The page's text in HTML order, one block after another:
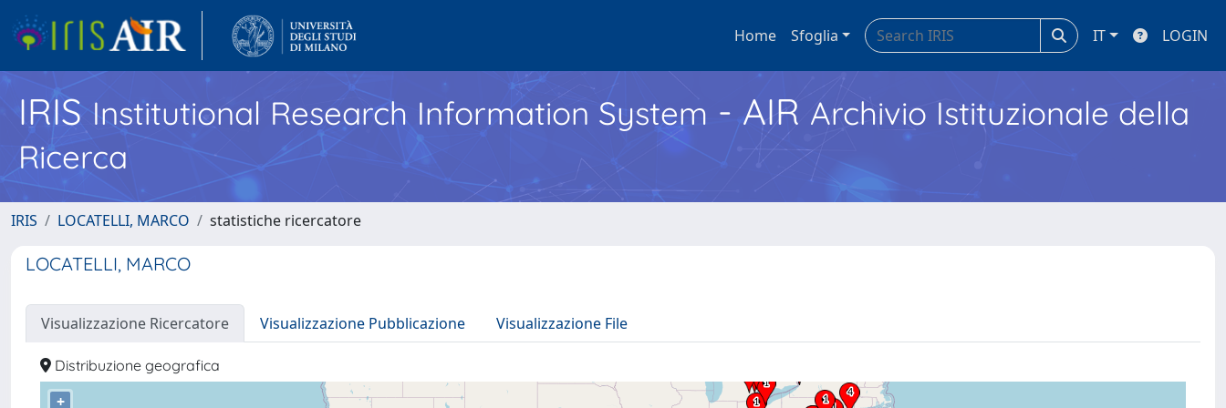
Home Sfoglia IT LOGIN
IRISInstitutional Research Information System - AIR Archivio Istituzionale della
Ricerca
IRIS LOCATELLI, MARCO statistiche ricercatore
LOCATELLI, MARCO
Visualizzazione Ricercatore Visualizzazione Pubblicazione Visualizzazione File
Distribuzione geografica
+